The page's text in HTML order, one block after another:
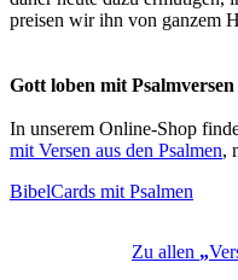
preisen wir ihn von ganzem
Gott loben mit Psalmversen
In unserem Online-Shop
mit Versen aus den Psalmen,
BibelCards mit Psalmen
Zu allen „